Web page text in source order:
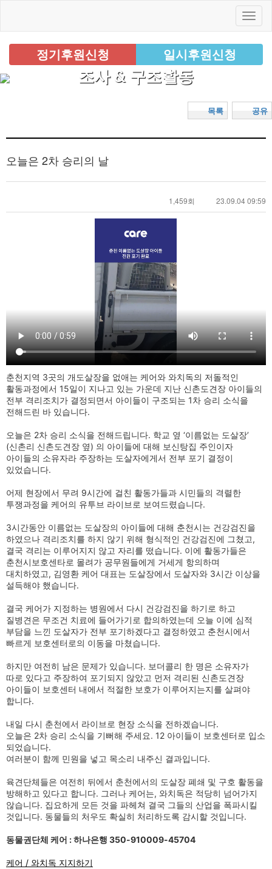
정기후원신청 일시후원신청
조사 & 구조활동
공유
목록
오늘은 2차 승리의 날
1,459회 23.09.04 09:59
춘천지역 3곳의 개도살장을 없애는 케어와 와치독의 저돌적인
활동과정에서 15일이 지나고 있는 가운데 지난 신촌도견장 아이들의
전부 격리조치가 결정되면서 아이들이 구조되는 1차 승리 소식을
전해드린 바 있습니다.
오늘은 2차 승리 소식을 전해드립니다. 학교 옆 ‘이름없는 도살장’
(신촌리 신촌도견장 옆) 의 아이들에 대해 보신탕집 주인이자
아이들의 소유자라 주장하는 도살자에게서 전부 포기 결정이
있었습니다.
어제 현장에서 무려 9시간에 걸친 활동가들과 시민들의 격렬한
투쟁과정을 케어의 유투브 라이브로 보여드렸습니다.
3시간동안 이름없는 도살장의 아이들에 대해 춘천시는 건강검진을
하였으나 격리조치를 하지 않기 위해 형식적인 건강검진에 그쳤고,
결국 격리는 이루어지지 않고 자리를 떴습니다. 이에 활동가들은
춘천시보호센타로 몰려가 공무원들에게 거세게 항의하며
대치하였고, 김영환 케어 대표는 도살장에서 도살자와 3시간 이상을
설득해야 했습니다.
결국 케어가 지정하는 병원에서 다시 건강검진을 하기로 하고
질병견은 무조건 치료에 들어가기로 합의하였는데 오늘 이에 심적
부담을 느낀 도살자가 전부 포기하겠다고 결정하였고 춘천시에서
빠르게 보호센터로의 이동을 마쳤습니다.
하지만 여전히 남은 문제가 있습니다. 보더콜리 한 명은 소유자가
따로 있다고 주장하여 포기되지 않았고 먼저 격리된 신촌도견장
아이들이 보호센터 내에서 적절한 보호가 이루어지는지를 살펴야
합니다.
내일 다시 춘천에서 라이브로 현장 소식을 전하겠습니다.
오늘은 2차 승리 소식을 기뻐해 주세요. 12 아이들이 보호센터로 입소
되었습니다.
여러분이 함께 민원을 넣고 목소리 내주신 결과입니다.
육견단체들은 여전히 뒤에서 춘천에서의 도살장 폐쇄 및 구호 활동을
방해하고 있다고 합니다. 그러나 케어는, 와치독은 적당히 넘어가지
않습니다. 집요하게 모든 것을 파헤쳐 결국 그들의 산업을 폭파시킬
것입니다. 동물들의 처우도 확실히 처리하도록 감시할 것입니다.
동물권단체 케어 : 하나은행 350-910009-45704
케어 / 와치독 지지하기